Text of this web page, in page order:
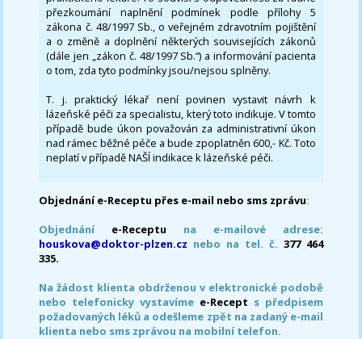
přezkoumání naplnění podmínek podle přílohy 5
zákona č. 48/1997 Sb., o veřejném zdravotním pojištění
a o změně a doplnění některých souvisejících zákonů
(dále jen „zákon č. 48/1997 Sb.“) a informování pacienta
o tom, zda tyto podmínky jsou/nejsou splněny.
T. j. praktický lékař není povinen vystavit návrh k
lázeňské péči za specialistu, který toto indikuje. V tomto
případě bude úkon považován za administrativní úkon
nad rámec běžné péče a bude zpoplatněn 600,- Kč. Toto
neplatí v případě NAŠÍ indikace k lázeňské péči.
Objednání e-Receptu přes e-mail nebo sms zprávu:
Objednání e-Receptu na e-mailové adrese:
houskova@doktor-plzen.cz nebo na tel. č. 377 464
335.
Na žádost klienta obdrženou v elektronické podobě
nebo telefonicky vystavíme e-Recept s předpisem
požadovaných léků a odešleme zpět na zadaný e-mail
klienta nebo sms zprávou na mobilní telefon.